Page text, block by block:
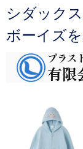
シダック
ボーイズ